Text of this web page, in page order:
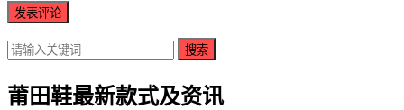
搜索
莆田鞋最新款式及资讯